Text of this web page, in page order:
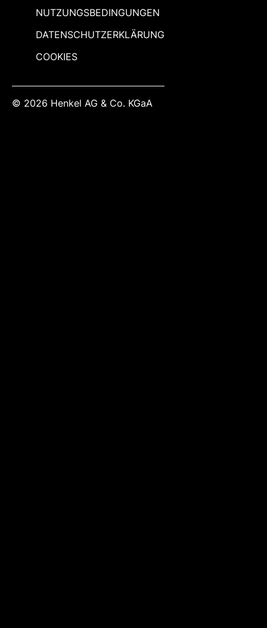
NUTZUNGSBEDINGUNGEN
DATENSCHUTZERKLÄRUNG
COOKIES
© 2026 Henkel AG & Co. KGaA